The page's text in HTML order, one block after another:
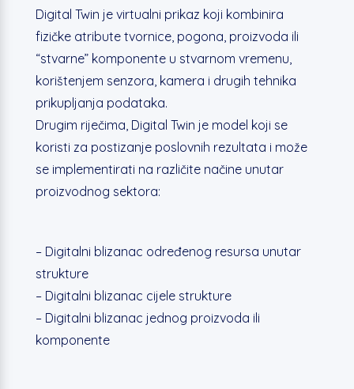
Digital Twin je virtualni prikaz koji kombinira
fizičke atribute tvornice, pogona, proizvoda ili
“stvarne” komponente u stvarnom vremenu,
korištenjem senzora, kamera i drugih tehnika
prikupljanja podataka.
Drugim riječima, Digital Twin je model koji se
koristi za postizanje poslovnih rezultata i može
se implementirati na različite načine unutar
proizvodnog sektora:
– Digitalni blizanac određenog resursa unutar
strukture
– Digitalni blizanac cijele strukture
– Digitalni blizanac jednog proizvoda ili
komponente